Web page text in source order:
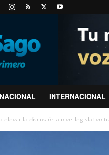
NACIONAL INTERNACIONAL
elevar la discusión a nivel legislativo